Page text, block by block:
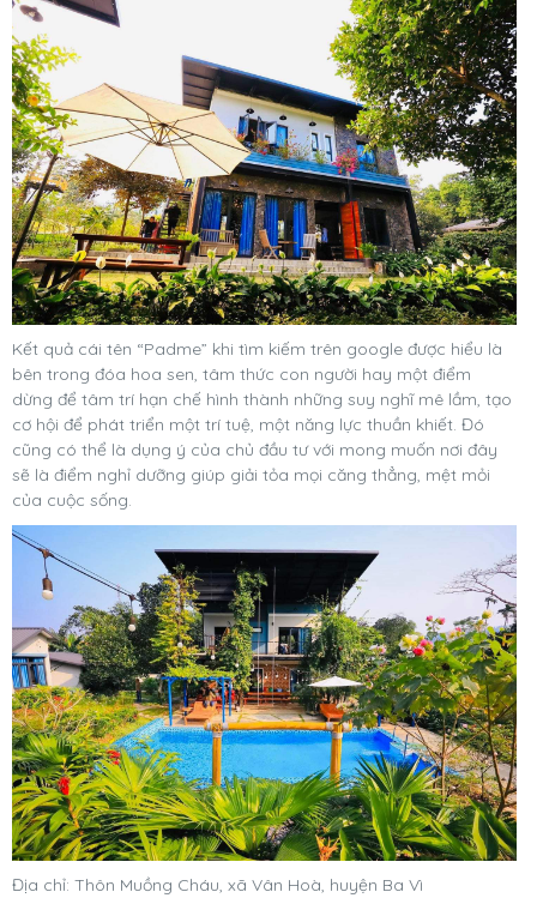
Kết quả cái tên “Padme” khi tìm kiếm trên google được hiểu là
bên trong đóa hoa sen, tâm thức con người hay một điểm
dừng để tâm trí hạn chế hình thành những suy nghĩ mê lầm, tạo
cơ hội để phát triển một trí tuệ, một năng lực thuần khiết. Đó
cũng có thể là dụng ý của chủ đầu tư với mong muốn nơi đây
sẽ là điểm nghỉ dưỡng giúp giải tỏa mọi căng thẳng, mệt mỏi
của cuộc sống.
Địa chỉ: Thôn Muồng Cháu, xã Vân Hoà, huyện Ba Vì